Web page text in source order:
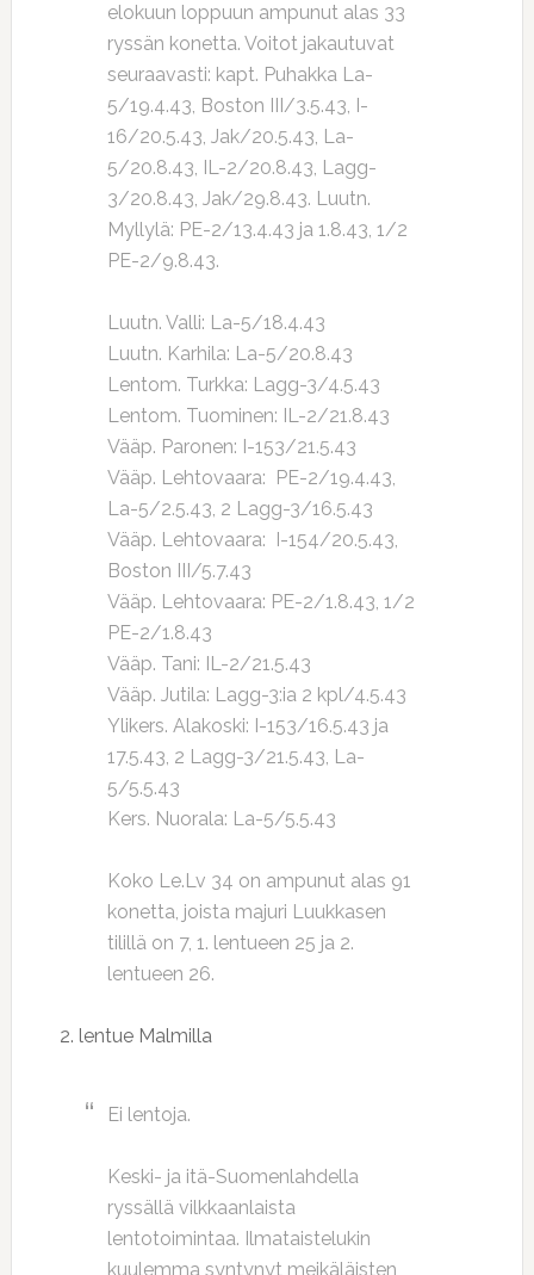
elokuun loppuun ampunut alas 33
ryssän konetta. Voitot jakautuvat
seuraavasti: kapt. Puhakka La-
5/19.4.43, Boston III/3.5.43, I-
16/20.5.43, Jak/20.5.43, La-
5/20.8.43, IL-2/20.8.43, Lagg-
3/20.8.43, Jak/29.8.43. Luutn.
Myllylä: PE-2/13.4.43 ja 1.8.43, 1/2
PE-2/9.8.43.
Luutn. Valli: La-5/18.4.43
Luutn. Karhila: La-5/20.8.43
Lentom. Turkka: Lagg-3/4.5.43
Lentom. Tuominen: IL-2/21.8.43
Vääp. Paronen: I-153/21.5.43
Vääp. Lehtovaara: PE-2/19.4.43,
La-5/2.5.43, 2 Lagg-3/16.5.43
Vääp. Lehtovaara: I-154/20.5.43,
Boston III/5.7.43
Vääp. Lehtovaara: PE-2/1.8.43, 1/2
PE-2/1.8.43
Vääp. Tani: IL-2/21.5.43
Vääp. Jutila: Lagg-3:ia 2 kpl/4.5.43
Ylikers. Alakoski: I-153/16.5.43 ja
17.5.43, 2 Lagg-3/21.5.43, La-
5/5.5.43
Kers. Nuorala: La-5/5.5.43
Koko Le.Lv 34 on ampunut alas 91
konetta, joista majuri Luukkasen
tilillä on 7, 1. lentueen 25 ja 2.
lentueen 26.
2. lentue Malmilla
Ei lentoja.
Keski- ja itä-Suomenlahdella
ryssällä vilkkaanlaista
lentotoimintaa. Ilmataistelukin
kuulemma syntynyt meikäläisten